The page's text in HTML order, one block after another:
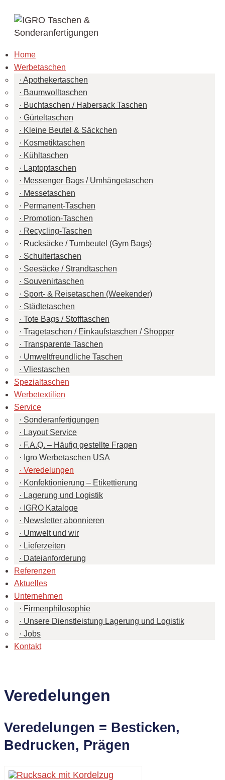
Home
Werbetaschen
Apothekertaschen
Baumwolltaschen
Buchtaschen / Habersack Taschen
Gürteltaschen
Kleine Beutel & Säckchen
Kosmetiktaschen
Kühltaschen
Laptoptaschen
Messenger Bags / Umhängetaschen
Messetaschen
Permanent-Taschen
Promotion-Taschen
Recycling-Taschen
Rucksäcke / Turnbeutel (Gym Bags)
Schultertaschen
Seesäcke / Strandtaschen
Souvenirtaschen
Sport- & Reisetaschen (Weekender)
Städtetaschen
Tote Bags / Stofftaschen
Tragetaschen / Einkaufstaschen / Shopper
Transparente Taschen
Umweltfreundliche Taschen
Vliestaschen
Spezialtaschen
Werbetextilien
Service
Sonderanfertigungen
Layout Service
F.A.Q. – Häufig gestellte Fragen
Igro Werbetaschen USA
Veredelungen
Konfektionierung – Etikettierung
Lagerung und Logistik
IGRO Kataloge
Newsletter abonnieren
Umwelt und wir
Lieferzeiten
Dateianforderung
Referenzen
Aktuelles
Unternehmen
Firmenphilosophie
Unsere Dienstleistung Lagerung und Logistik
Jobs
Kontakt
Veredelungen
Veredelungen = Besticken,
Bedrucken, Prägen